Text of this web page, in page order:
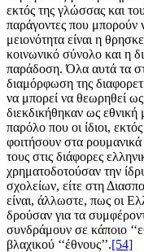
εκτός της γλώσσας και
παράγοντες που μπορούν
μειονότητα είναι η
κοινωνικό σύνολο και η
παράδοση. Όλα αυτά τα
διαμόρφωση της
να μπορεί να θεωρηθεί
διεκδικήθηκαν ως
παρόλο που οι ίδιοι,
φοιτήσουν στα
τους στις διάφορες
χρηματοδοτούσαν την
σχολείων, είτε στη
είναι, άλλωστε, πως οι
δρούσαν για τα
συνδράμουν σε κάποιο
βλαχικού ‘‘έθνους’’.[54]